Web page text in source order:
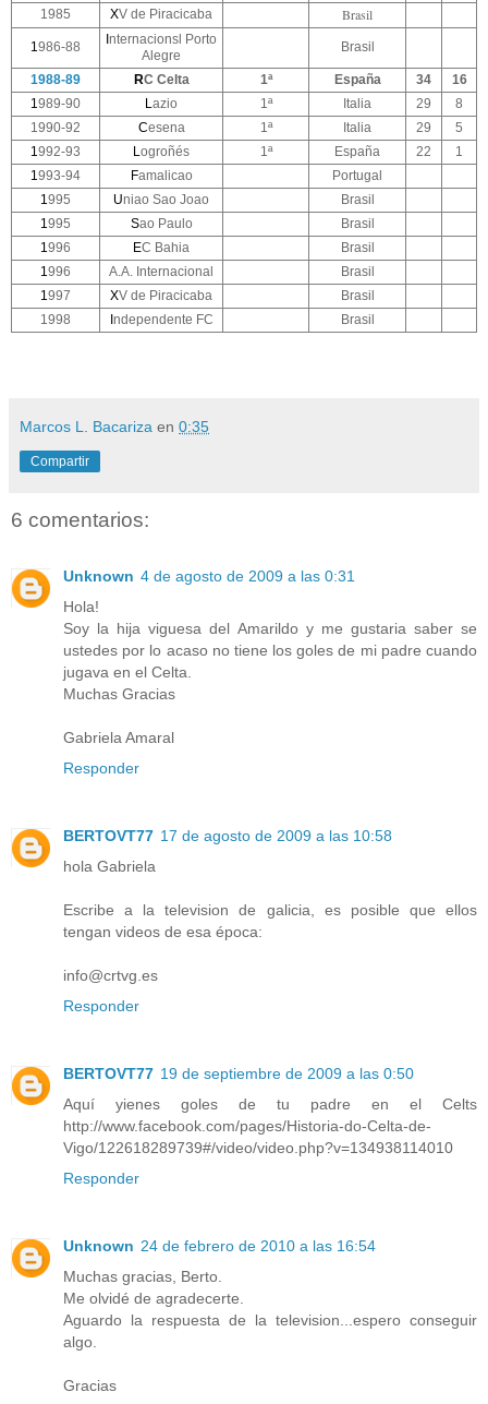
1985 XV de Piracicaba Brasil
1986-88
nternacionsl Porto
Alegre
Brasil
1988-89 RC Celta 1ª España 34
16
1989-90 Lazio 1ª Italia 29
8
1990-92
Cesena 1ª Italia 29
5
1992-93 Logroñés 1ª España 22
1
1993-94 Famalicao
Portugal
1995 Uniao Sao Joao
Brasil
1995 Sao Paulo
Brasil
1996 EC Bahia
Brasil
1996 A.A. Internacional
Brasil
1997 XV de Piracicaba
Brasil
1998
ndependente FC Brasil
Marcos L. Bacariza en 0:35
Compartir
6 comentarios:
Unknown 4 de agosto de 2009 a las 0:31
Hola!
Soy la hija viguesa del Amarildo y me gustaria saber se
ustedes por lo acaso no tiene los goles de mi padre cuando
jugava en el Celta.
Muchas Gracias
Gabriela Amaral
Responder
BERTOVT77 17 de agosto de 2009 a las 10:58
hola Gabriela
Escribe a la television de galicia, es posible que ellos
tengan videos de esa época:
info@crtvg.es
Responder
BERTOVT77 19 de septiembre de 2009 a las 0:50
Aquí yienes goles de tu padre en el Celts
http://www.facebook.com/pages/Historia-do-Celta-de-
Vigo/122618289739#/video/video.php?v=134938114010
Responder
Unknown 24 de febrero de 2010 a las 16:54
Muchas gracias, Berto.
Me olvidé de agradecerte.
Aguardo la respuesta de la television...espero conseguir
algo.
Gracias